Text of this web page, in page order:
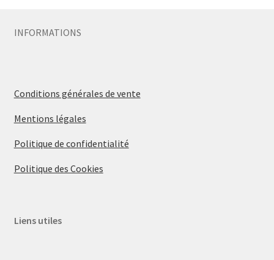
INFORMATIONS
Conditions générales de vente
Mentions légales
Politique de confidentialité
Politique des Cookies
Liens utiles